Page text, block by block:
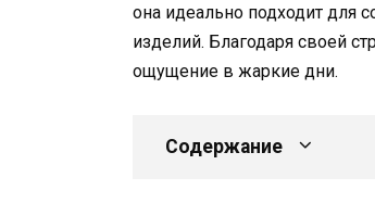
она идеально подходит для
изделий. Благодаря своей
ощущение в жаркие дни.
Содержание